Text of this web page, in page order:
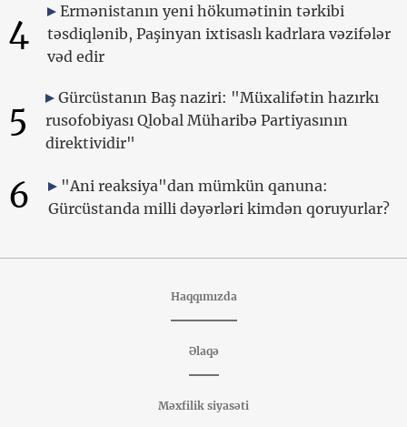
4
Ermənistanın yeni hökumətinin tərkibi
təsdiqlənib, Paşinyan ixtisaslı kadrlara vəzifələr
vəd edir
5
Gürcüstanın Baş naziri: "Müxalifətin hazırkı
rusofobiyası Qlobal Müharibə Partiyasının
direktividir"
6
"Ani reaksiya"dan mümkün qanuna:
Gürcüstanda milli dəyərləri kimdən qoruyurlar?
Haqqımızda
Əlaqə
Məxfilik siyasəti